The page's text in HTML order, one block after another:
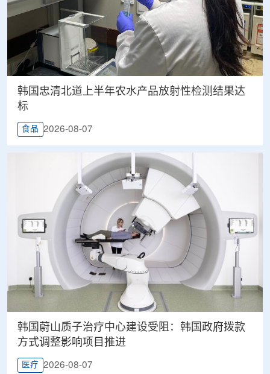
韩国忠清北道上半年农水产品放射性检测结果达
标
食品 2026-08-07
韩国蔚山质子治疗中心建设受阻：韩国政府拨款
方式调整影响项目推进
医疗 2026-08-07